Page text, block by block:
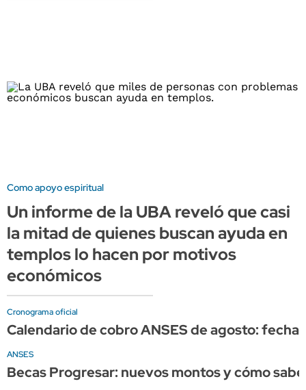
Como apoyo espiritual
Un informe de la UBA reveló que casi
la mitad de quienes buscan ayuda en
templos lo hacen por motivos
económicos
Cronograma oficial
Calendario de cobro ANSES de agosto:
ANSES
Becas Progresar: nuevos montos y cómo